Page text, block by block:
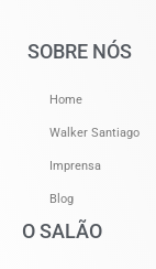
SOBRE NÓS
Home
Walker Santiago
Imprensa
Blog
O SALÃO